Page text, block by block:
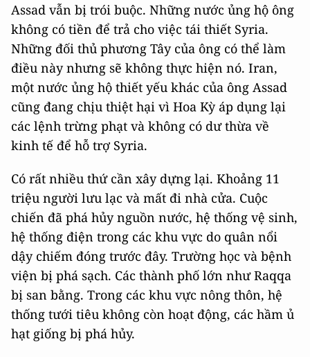
Assad vẫn bị trói buộc. Những nước ủng hộ ông
không có tiền để trả cho việc tái thiết Syria.
Những đối thủ phương Tây của ông có thể làm
điều này nhưng sẽ không thực hiện nó. Iran,
một nước ủng hộ thiết yếu khác của ông Assad
cũng đang chịu thiệt hại vì Hoa Kỳ áp dụng lại
các lệnh trừng phạt và không có dư thừa về
kinh tế để hỗ trợ Syria.
Có rất nhiều thứ cần xây dựng lại. Khoảng 11
triệu người lưu lạc và mất đi nhà cửa. Cuộc
chiến đã phá hủy nguồn nước, hệ thống vệ sinh,
hệ thống điện trong các khu vực do quân nổi
dậy chiếm đóng trước đây. Trường học và bệnh
viện bị phá sạch. Các thành phố lớn như Raqqa
bị san bằng. Trong các khu vực nông thôn, hệ
thống tưới tiêu không còn hoạt động, các hầm ủ
hạt giống bị phá hủy.